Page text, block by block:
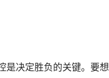
是决定胜负的关键。要想